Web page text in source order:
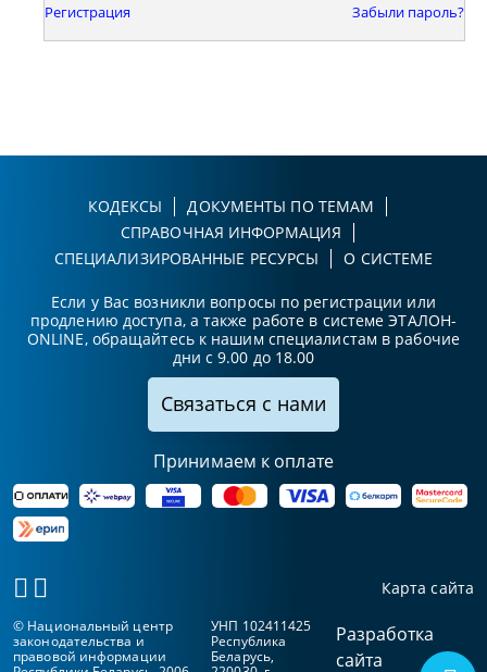
Регистрация Забыли пароль?
КОДЕКСЫ
ДОКУМЕНТЫ ПО ТЕМАМ
СПРАВОЧНАЯ ИНФОРМАЦИЯ
СПЕЦИАЛИЗИРОВАННЫЕ РЕСУРСЫ
О СИСТЕМЕ
Если у Вас возникли вопросы по регистрации или
продлению доступа, а также работе в системе ЭТАЛОН-
ONLINE, обращайтесь к нашим специалистам в рабочие
дни с 9.00 до 18.00
Связаться с нами
Принимаем к оплате
Карта сайта
© Национальный центр
законодательства и
правовой информации
УНП 102411425
Республика
Беларусь,
Разработка
сайта